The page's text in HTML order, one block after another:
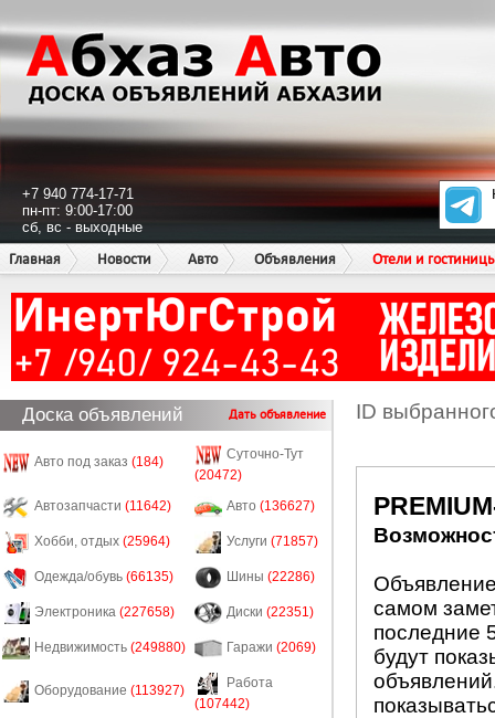
+7 940 774-17-71
пн-пт: 9:00-17:00
сб, вс - выходные
Главная
Новости Авто Объявления Отели и
Доска объявлений Дать объявление
Авто под заказ (184)
Суточно-Тут
(20472)
Автозапчасти (11642) Авто (136627)
Хобби, отдых (25964) Услуги (71857)
Одежда/обувь (66135) Шины (22286)
Электроника (227658) Диски (22351)
Недвижимость (249880) Гаражи (2069)
Оборудование (113927)
Работа
(107442)
ID
самом
последние
будут